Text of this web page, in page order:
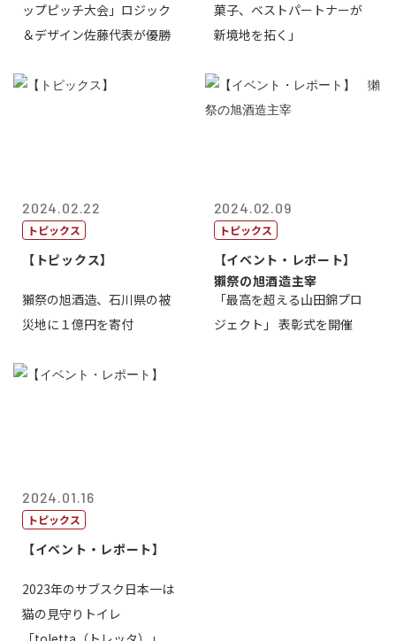
ップピッチ大会」ロジック
＆デザイン佐藤代表が優勝
菓子、ベストパートナーが
新境地を拓く」
2024.02.22
トピックス
【トピックス】
獺祭の旭酒造、石川県の被
災地に１億円を寄付
2024.02.09
トピックス
【イベント・レポート】
獺祭の旭酒造主宰
「最高を超える山田錦プロ
ジェクト」 表彰式を開催
2024.01.16
トピックス
【イベント・レポート】
2023年のサブスク日本一は
猫の見守りトイレ